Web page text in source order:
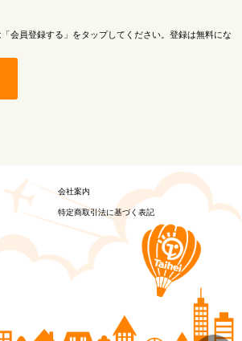
会員登録する」をタップしてください。登録は無料にな
会社案内
特定商取引法に基づく表記